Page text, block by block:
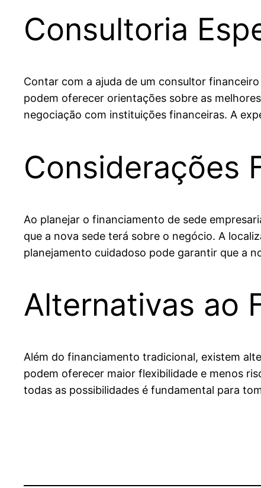
Consultoria
Contar com a ajuda de um consultor
podem oferecer orientações sobre as
negociação com instituições financeiras. A
Considerações
Ao planejar o financiamento de sede
que a nova sede terá sobre o negócio. A
planejamento cuidadoso pode garantir que a
Alternativas ao
Além do financiamento tradicional, existem
podem oferecer maior flexibilidade e menos
todas as possibilidades é fundamental para